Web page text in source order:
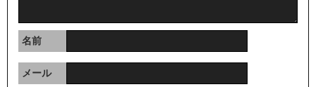
名前
メール